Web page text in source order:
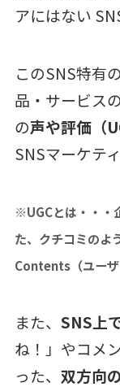
アにはない
このSNS特有
品・サービスの
の声や評価（
SNSマーケテ
※UGCとは・・・
た、クチコミのよ
Contents（ユーザ
また、 SNS上
ね！」やコメ
った、 双方向